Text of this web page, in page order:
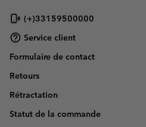
(+)33159500000
Service client
Formulaire de contact
Retours
Rétractation
Statut de la commande